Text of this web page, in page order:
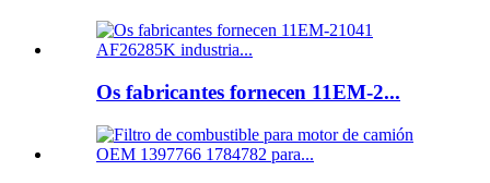
Os fabricantes fornecen 11EM-2...